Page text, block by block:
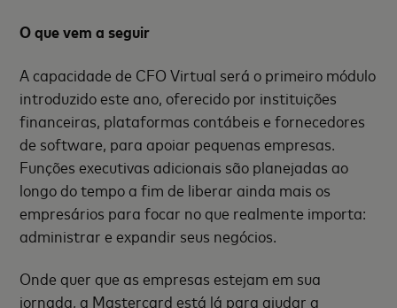
O que vem a seguir
A capacidade de CFO Virtual será o primeiro módulo
introduzido este ano, oferecido por instituições
financeiras, plataformas contábeis e fornecedores
de software, para apoiar pequenas empresas.
Funções executivas adicionais são planejadas ao
longo do tempo a fim de liberar ainda mais os
empresários para focar no que realmente importa:
administrar e expandir seus negócios.
Onde quer que as empresas estejam em sua
jornada, a Mastercard está lá para ajudar a